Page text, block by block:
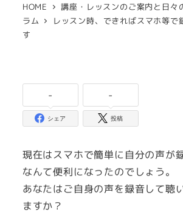
HOME 講座・レッスンのご案内と日々
ラム
レッスン時、できればスマホ等で
す
-
シェア
-
投稿
現在はスマホで簡単に自分の声が
なんて便利になったのでしょう。
あなたはご自身の声を録音して聴
ますか？